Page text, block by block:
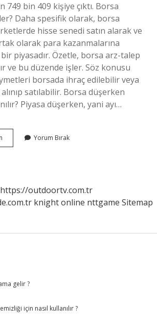
749 bin 409 kişiye çıktı. Borsa
Daha spesifik olarak, borsa
hisse senedi satın alarak ve
olarak para kazanmalarına
piyasadır. Özetle, borsa arz-talep
ve bu düzende işler. Söz konusu
borsada ihraç edilebilir veya
satılabilir. Borsa düşerken
Piyasa düşerken, yani ayı…
Borsada
Nasıl
Yorum Bırak
https://outdoortv.com.tr
knight online nttgame Sitemap
gelir ?
için nasıl kullanılır ?